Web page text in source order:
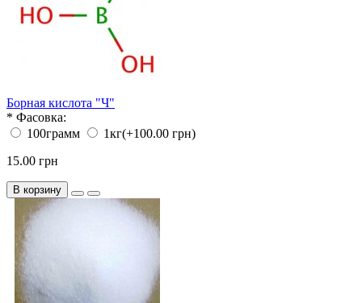
Борная кислота "Ч"
* Фасовка:
100грамм
1кг(+100.00 грн)
15.00 грн
В корзину